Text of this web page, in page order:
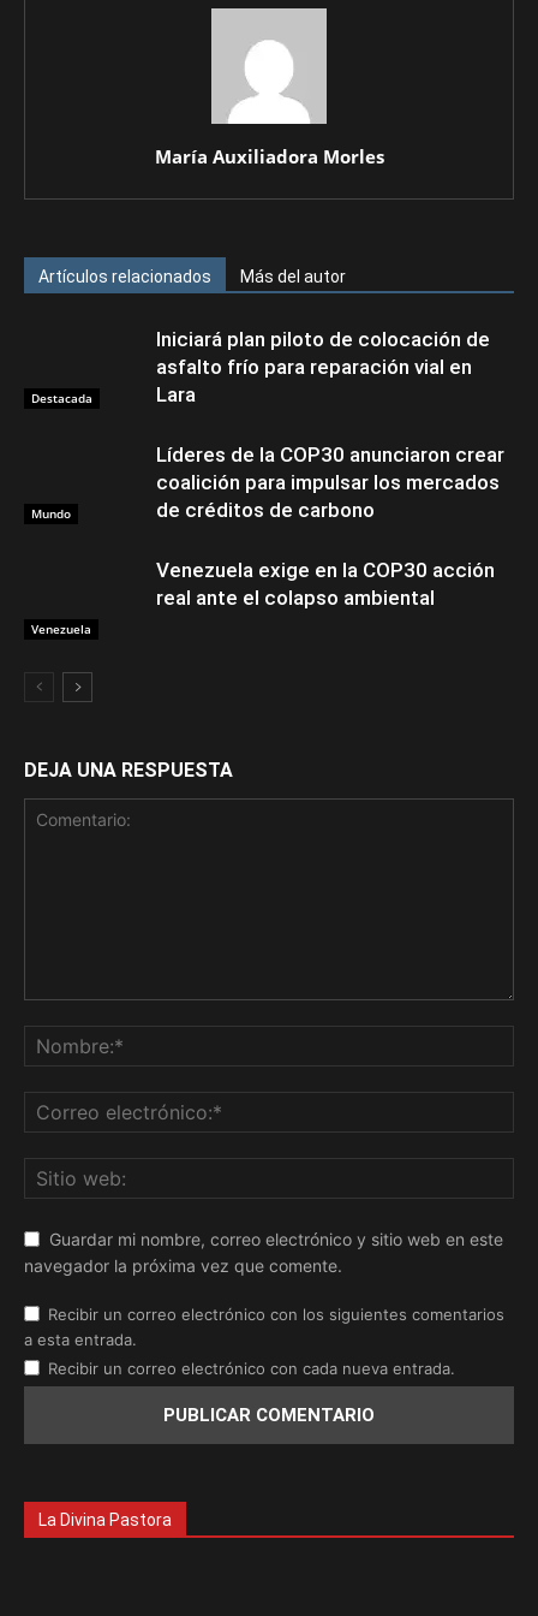
María Auxiliadora Morles
Artículos relacionados Más del autor
Destacada
Iniciará plan piloto de colocación de
asfalto frío para reparación vial en
Lara
Mundo
Líderes de la COP30 anunciaron crear
coalición para impulsar los mercados
de créditos de carbono
Venezuela
Venezuela exige en la COP30 acción
real ante el colapso ambiental
DEJA UNA RESPUESTA
Guardar mi nombre, correo electrónico y sitio web en este
navegador la próxima vez que comente.
Recibir un correo electrónico con los siguientes comentarios
a esta entrada.
Recibir un correo electrónico con cada nueva entrada.
La Divina Pastora